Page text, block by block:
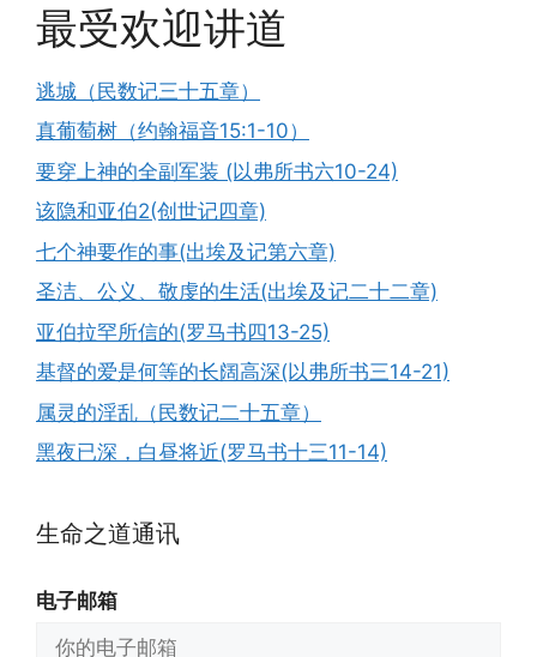
最受欢迎讲道
逃城（民数记三十五章）
真葡萄树（约翰福音15:1-10）
要穿上神的全副军装 (以弗所书六10-24)
该隐和亚伯2(创世记四章)
七个神要作的事(出埃及记第六章)
圣洁、公义、敬虔的生活(出埃及记二十二章)
亚伯拉罕所信的(罗马书四13-25)
基督的爱是何等的长阔高深(以弗所书三14-21)
属灵的淫乱（民数记二十五章）
黑夜已深，白昼将近(罗马书十三11-14)
生命之道通讯
电子邮箱